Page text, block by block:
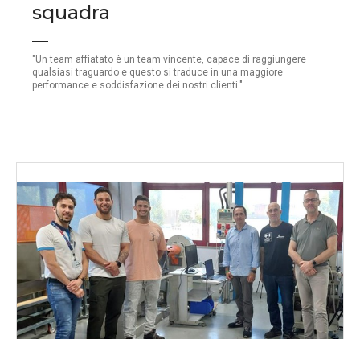
squadra
"Un team affiatato è un team vincente, capace di raggiungere
qualsiasi traguardo e questo si traduce in una maggiore
performance e soddisfazione dei nostri clienti."